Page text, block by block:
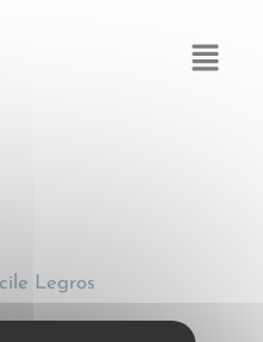
Legros